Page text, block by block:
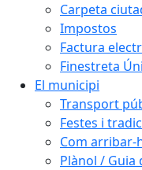
Carpeta
Impostos
Factura
Finestreta
El municipi
Transport
Festes i
Com arribar-
Plànol / Guia